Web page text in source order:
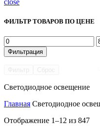
close
ФИЛЬТР ТОВАРОВ ПО ЦЕНЕ
Минимальная
цена
Фильтрация
Светодиодное освещение
Главная Светодиодное
Отображение 1–12 из 847